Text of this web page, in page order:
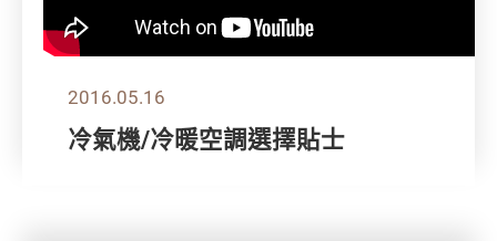
2016.05.16
冷氣機/冷暖空調選擇貼士